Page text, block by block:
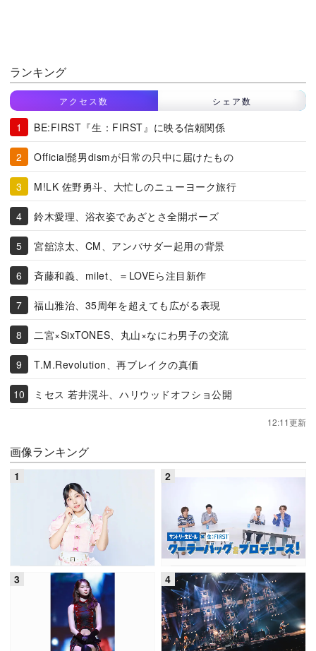
ランキング
アクセス数 シェア数
BE:FIRST『生：FIRST』に映る信頼関係
Official髭男dismが日常の只中に届けたもの
M!LK 佐野勇斗、大忙しのニューヨーク旅行
鈴木愛理、浴衣姿であざとさ全開ポーズ
宮舘涼太、CM、アンバサダー起用の背景
斉藤和義、milet、＝LOVEら注目新作
福山雅治、35周年を超えても広がる表現
二宮×SixTONES、丸山×なにわ男子の交流
T.M.Revolution、再ブレイクの真価
ミセス 若井滉斗、ハリウッドオフショ公開
12:11更新
画像ランキング